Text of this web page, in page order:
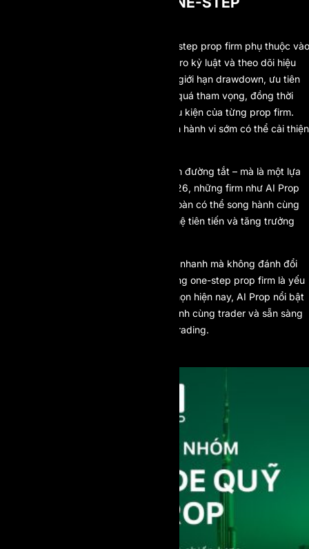
Thành công trong bài đánh giá one-step prop firm phụ thuộc vào
việc nắm vững luật chơi, quản trị rủi ro kỷ luật và theo dõi hiệu
suất chặt chẽ. Trader cần tôn trọng giới hạn drawdown, ưu tiên
tính nhất quán thay vì các mục tiêu quá tham vọng, đồng thời
đảm bảo chiến lược phù hợp với điều kiện của từng prop firm.
Việc theo dõi hiệu suất và điều chỉnh hành vi sớm có thể cải thiện
One-step prop firm không còn là con đường tắt – mà là một lựa
chọn mang tính chiến lược. Năm 2026, những firm như AI Prop
cho thấy việc cấp vốn nhanh hoàn toàn có thể song hành cùng
tiêu chuẩn chuyên nghiệp, công nghệ tiên tiến và tăng trưởng
Với những trader muốn tiếp cận vốn nhanh mà không đánh đổi
tiềm năng dài hạn, việc lựa chọn đúng one-step prop firm là yếu
tố then chốt. Trong tất cả các lựa chọn hiện nay, AI Prop nổi bật
như một giải pháp tiên tiến, đồng hành cùng trader và sẵn sàng
cho tương lai của hệ sinh thái prop trading.